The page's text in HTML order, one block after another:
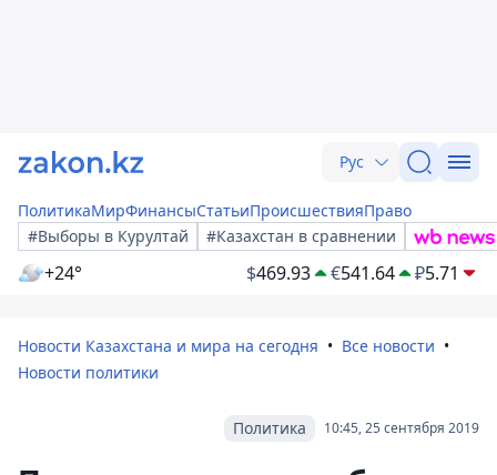
Рус
ПолитикаМирФинансыСтатьиПроисшествияПраво
#Выборы в Курултай
#Казахстан в сравнении
+24° $469.93 €541.64 ₽5.71
Новости Казахстана и мира на сегодня
Все новости
Новости политики
10:45, 25 сентября 2019
Политика